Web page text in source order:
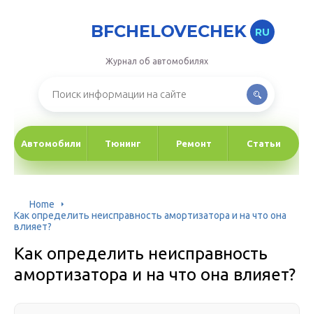
BFCHELOVECHEK RU
Журнал об автомобилях
Автомобили Тюнинг Ремонт Статьи
Home
Как определить неисправность амортизатора и на что она
влияет?
Как определить неисправность
амортизатора и на что она влияет?